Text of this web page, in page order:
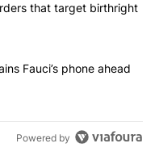
executive orders that
that target birthright
obtains Fauci’s
Fauci’s phone ahead
Powered by